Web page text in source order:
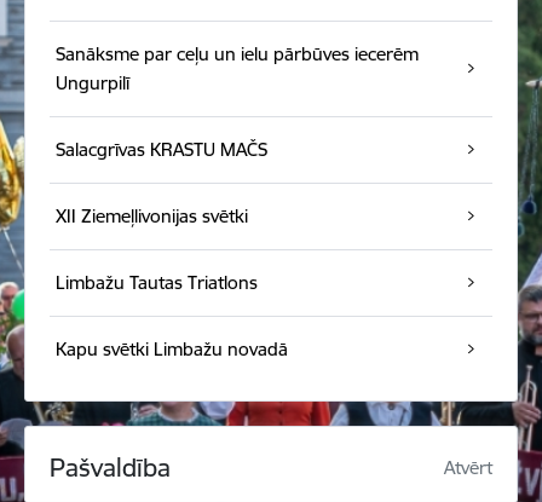
Sanāksme par ceļu un ielu pārbūves iecerēm
Ungurpilī
Salacgrīvas KRASTU MAČS
XII Ziemeļlivonijas svētki
Limbažu Tautas Triatlons
Kapu svētki Limbažu novadā
Pašvaldība Atvērt